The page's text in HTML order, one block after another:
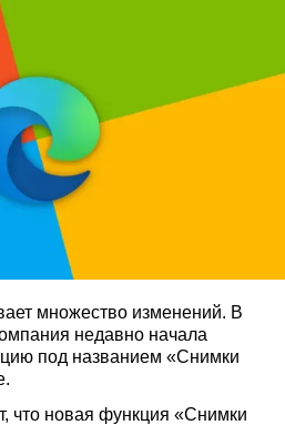
множество изменений. В
недавно начала
под названием «Снимки
что новая функция «Снимки